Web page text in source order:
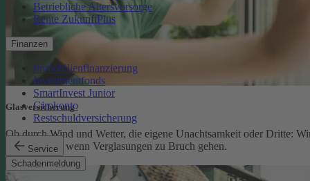
Betriebliche Altersvorsorge
Rente ZukunftPlus
Finanzen
Immobilienfinanzierung
Investmentfonds
SmartInvest Junior
Girokonto
Restschuldversicherung
Service
Schadenmeldung
Glasversicherung
Ob durch Wind und Wetter, die eigene Unachtsamkeit oder Dritte:
schützen Sie, wenn Verglasungen zu Bruch gehen.
Glasversicherung